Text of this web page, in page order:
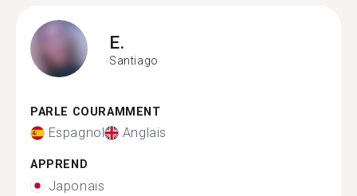
E.
Santiago
PARLE COURAMMENT
Espagnol Anglais
APPREND
Japonais